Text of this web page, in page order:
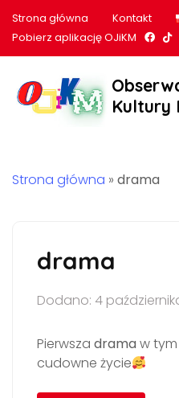
Strona główna Kontakt
Pobierz aplikację OJiKM
Kultury
Strona główna » drama
drama
Dodano: 4
Pierwsza drama w
cudowne życie